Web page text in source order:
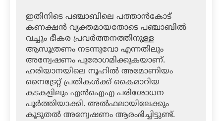
ഇതിനിടെ പഞ്ചാബിലെ പത്താന്‍കോട്
കണക്ഷന്‍ വ്യക്തമായതോടെ പഞ്ചാബില്‍
വച്ചും ഭീകര പ്രവര്‍ത്തനത്തിനുള്ള
ആസൂത്രണം നടന്നുവോ എന്നതിലും
അന്വേഷണം പുരോഗമിക്കുകയാണ്.
ഹരിയാനയിലെ നൂഹില്‍ അമോണിയം
നൈട്രേറ്റ് പ്രതികള്‍ക്ക് കൈമാറിയ
കടകളിലും എന്‍ഐഎ പരിശോധന
പൂര്‍ത്തിയാക്കി. അല്‍ഫലായിലേക്കും
കൂടുതല്‍ അന്വേഷണം ആരംഭിച്ചിട്ടുണ്ട്.